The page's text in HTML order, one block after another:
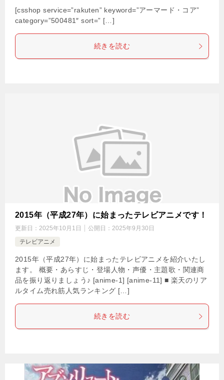
[csshop service=”rakuten” keyword=”アーマード・コア”
category=”500481″ sort=” […]
続きを読む
2015年（平成27年）に始まったテレビアニメです！
更新日： 2025年10月1日 公開日： 2025年9月30日
テレビアニメ
2015年（平成27年）に始まったテレビアニメを紹介いたし
ます。 概要・あらすじ・登場人物・声優・主題歌・関連商
品を振り返りましょう♪ [anime-1] [anime-11] ■ 楽天のリア
ルタイム売れ筋人気ランキング […]
続きを読む